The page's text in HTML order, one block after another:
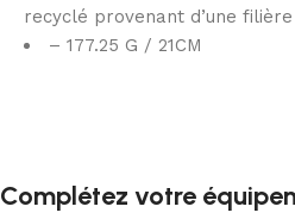
recyclé provenant d’une
– 177.25 G / 21CM
Complétez votre